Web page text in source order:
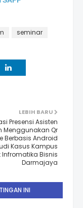
seminar
LEBIH BARU
Presensi Asisten
Menggunakan Qr
Berbasis Android
Kasus Kampus
Infromatika Bisnis
Darmajaya
INI